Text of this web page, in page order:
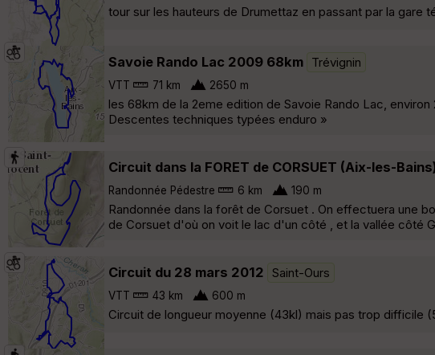
tour sur les hauteurs de Drumettaz en passant par la gare
Savoie Rando Lac 2009 68km Trévignin
VTT 71 km 2650 m
les 68km de la 2eme edition de Savoie Rando Lac,
Descentes techniques typées enduro »
Circuit dans la FORET de CORSUET (Aix-les-
Randonnée Pédestre 6 km 190 m
Randonnée dans la forêt de Corsuet . On effectuera une
de Corsuet d'où on voit le lac d'un côté , et la vallée côté
Circuit du 28 mars 2012 Saint-Ours
VTT 43 km 600 m
Circuit de longueur moyenne (43kl) mais pas trop difficile